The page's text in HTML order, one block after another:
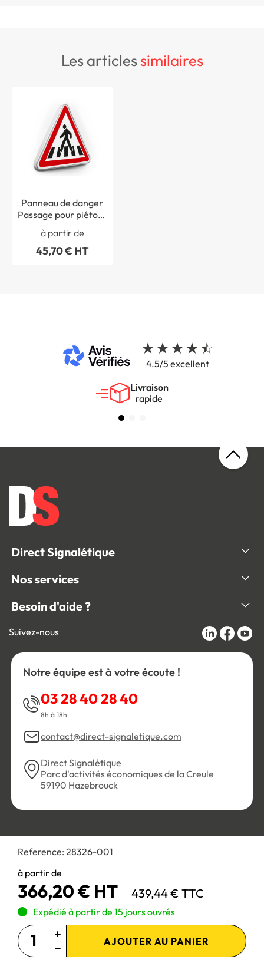
Reference: 28326-001
à partir de
366,20 € HT 439,44 € TTC
Expédié à partir de 15 jours ouvrés
AJOUTER AU PANIER
les articlessimilaires
Panneau de danger
Passage pour piétons
à partir de
45,70 € HT
4.5/5 excellent
Livraison
rapide
Direct Signalétique
Nos services
Besoin d'aide ?
Suivez-nous
Notre équipe est à votre écoute !
03 28 40 28 40
8h à 18h
contact@direct-signaletique.com
Direct Signalétique
Parc d'activités économiques de la Creule
59190 Hazebrouck
Personnaliser les cookies
Paiement 100% sécurisé :
Site réservé aux professionnels